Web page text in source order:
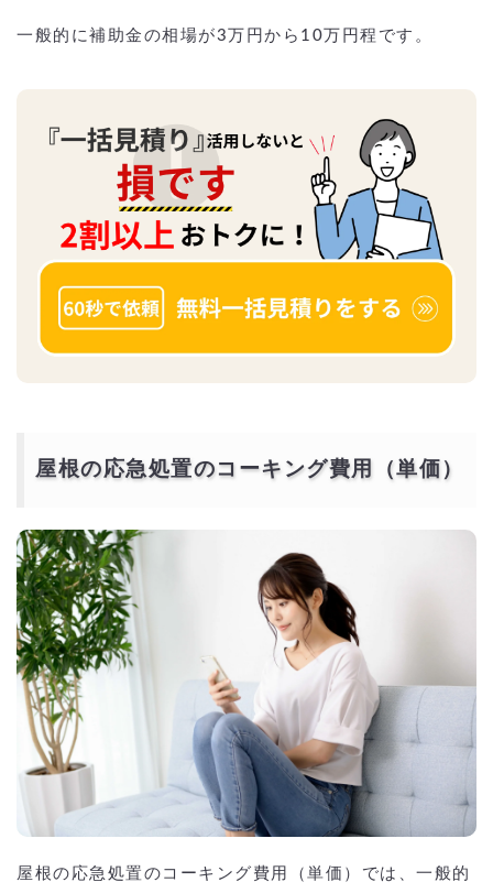
一般的に補助金の相場が3万円から10万円程です。
屋根の応急処置のコーキング費用（単価）
屋根の応急処置のコーキング費用（単価）では、一般的